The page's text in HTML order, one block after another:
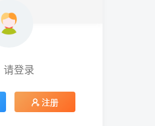
请登录
注册